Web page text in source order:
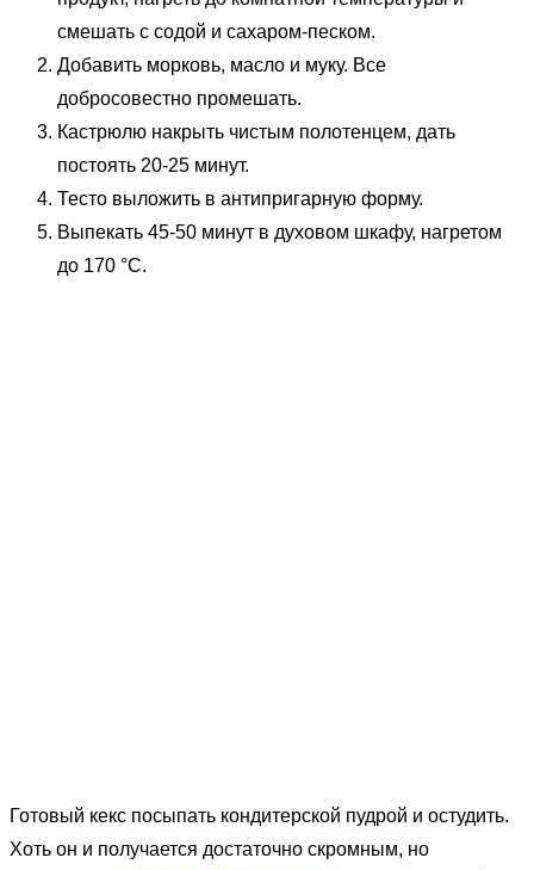
смешать с содой и сахаром-песком.
Добавить морковь, масло и муку. Все
добросовестно промешать.
Кастрюлю накрыть чистым полотенцем, дать
постоять 20-25 минут.
Тесто выложить в антипригарную форму.
Выпекать 45-50 минут в духовом шкафу, нагретом
до 170 °C.
Готовый кекс посыпать кондитерской пудрой и остудить.
Хоть он и получается достаточно скромным, но